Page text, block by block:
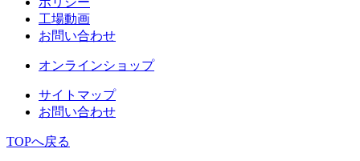
工場動画
お問い合わせ
オンラインショップ
サイトマップ
お問い合わせ
TOPへ戻る